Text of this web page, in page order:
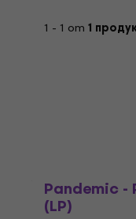
1 - 1 от 1
Pandemic -
(LP)